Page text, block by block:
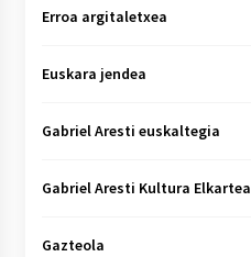
Erroa argitaletxea
Euskara jendea
Gabriel Aresti euskaltegia
Gabriel Aresti Kultura Elkartea
Gazteola